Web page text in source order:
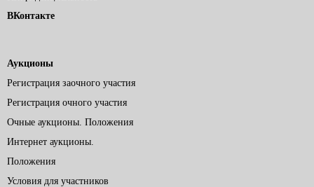
ВКонтакте
Аукционы
Регистрация заочного участия
Регистрация очного участия
Очные аукционы. Положения
Интернет аукционы.
Положения
Условия для участников